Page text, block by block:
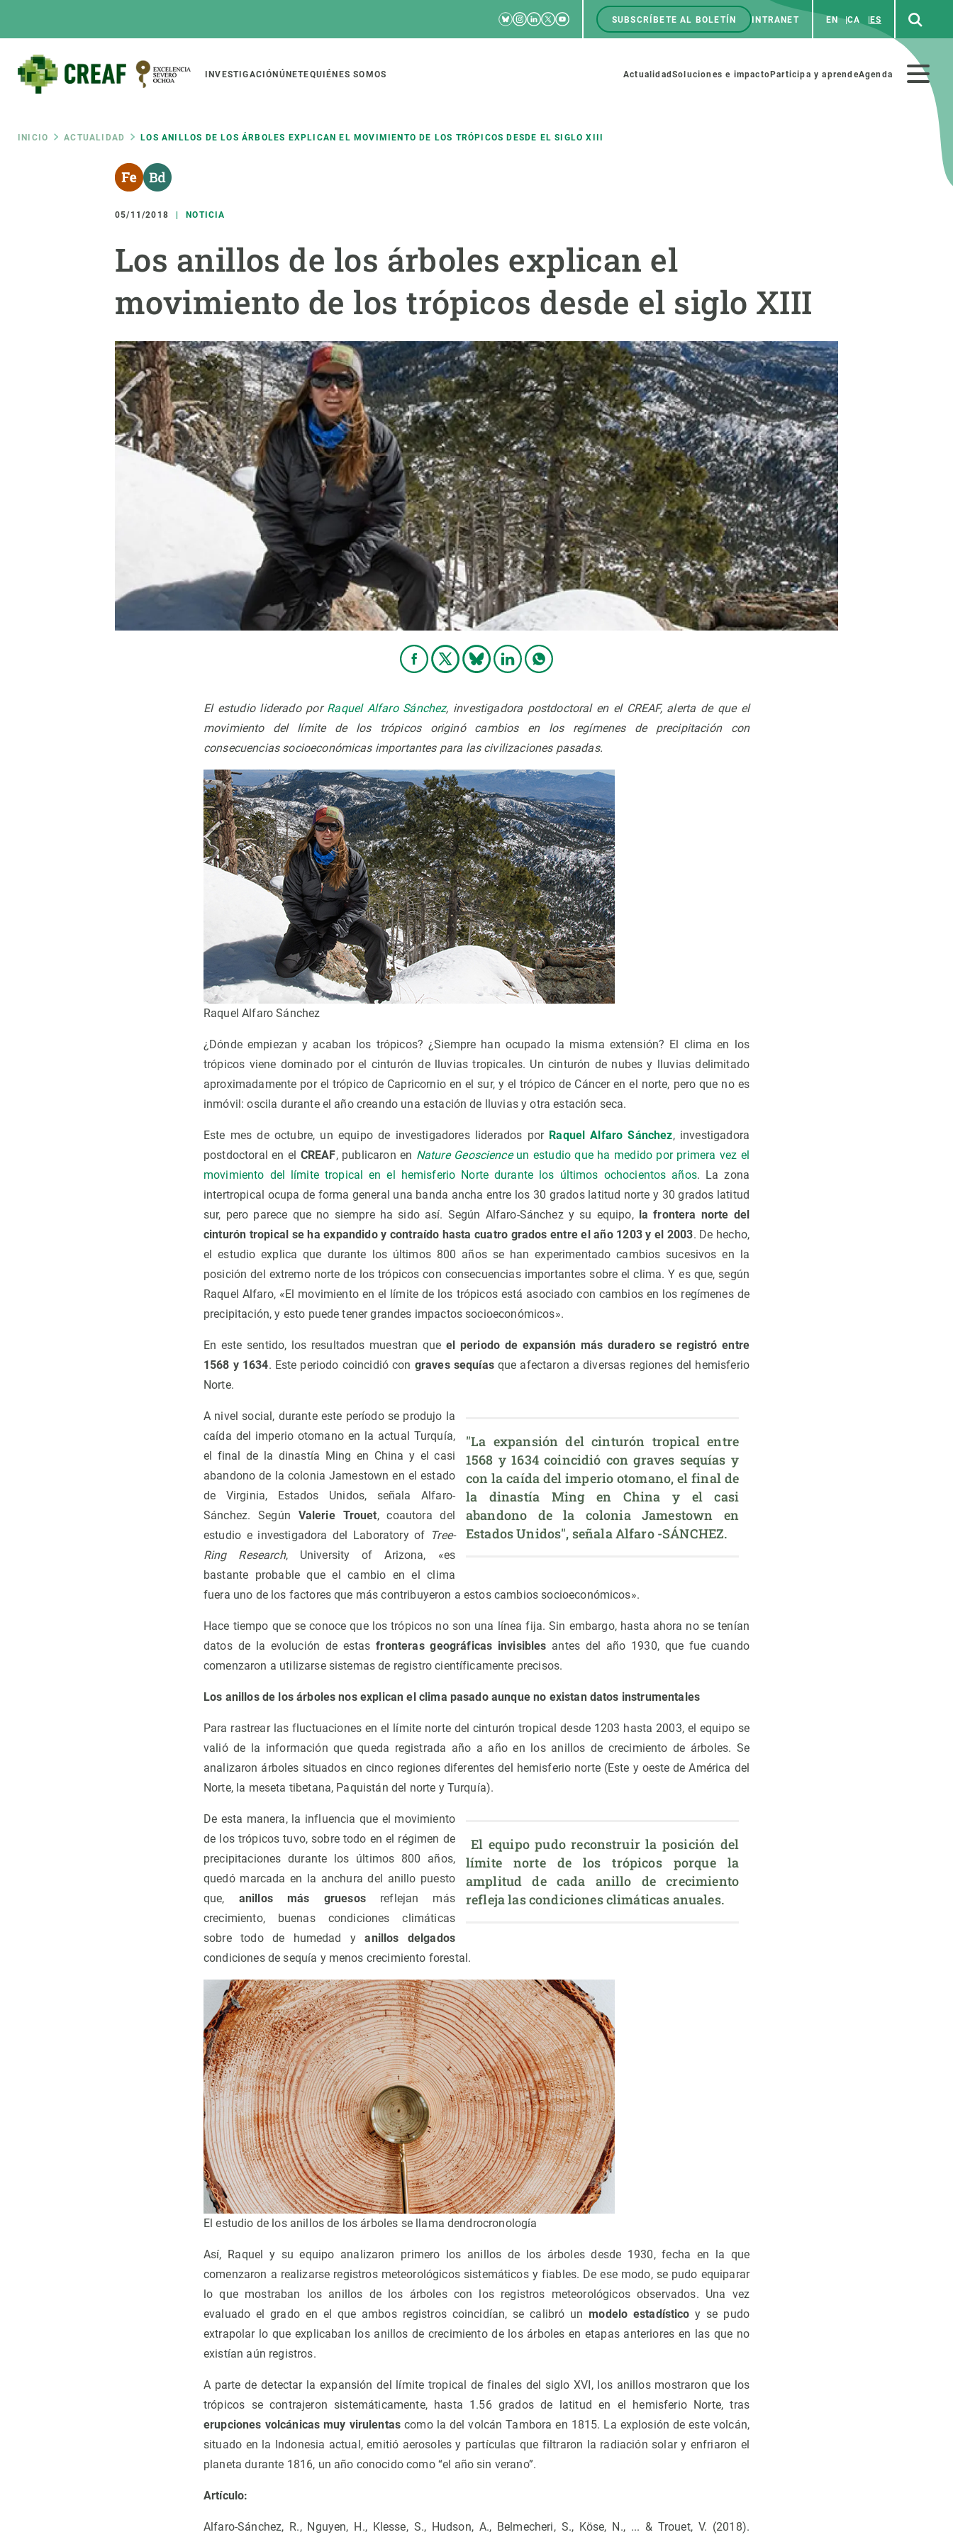
RRSS
Bluesky
Instagram
Linkedin
TwitterYoutube
Menú
top
SUBSCRÍBETE AL BOLETÍN INTRANET EN CA ES
Main
navigation
INVESTIGACIÓN ÚNETEQUIÉNES SOMOS
Menú
Actualidad Soluciones e impacto Participa y aprendeAgenda
Ruta
INICIO ACTUALIDAD LOS ANILLOS DE LOS ÁRBOLES EXPLICAN EL MOVIMIENTO DE LOS TRÓPICOS DESDE EL SIGLO XIII
05/11/2018 NOTICIA
Los anillos de los árboles explican el
movimiento de los trópicos desde el siglo XIII
El estudio liderado por Raquel Alfaro Sánchez, investigadora postdoctoral en el CREAF, alerta de que el
movimiento del límite de los trópicos originó cambios en los regímenes de precipitación con
consecuencias socioeconómicas importantes para las civilizaciones pasadas.
Raquel Alfaro Sánchez
¿Dónde empiezan y acaban los trópicos? ¿Siempre han ocupado la misma extensión? El clima en los
trópicos viene dominado por el cinturón de lluvias tropicales. Un cinturón de nubes y lluvias delimitado
aproximadamente por el trópico de Capricornio en el sur, y el trópico de Cáncer en el norte, pero que no es
inmóvil: oscila durante el año creando una estación de lluvias y otra estación seca.
Este mes de octubre, un equipo de investigadores liderados por Raquel Alfaro Sánchez, investigadora
postdoctoral en el CREAF, publicaron en Nature Geoscienceun estudio que ha medido por primera vez el
movimiento del límite tropical en el hemisferio Norte durante los últimos ochocientos años. La zona
intertropical ocupa de forma general una banda ancha entre los 30 grados latitud norte y 30 grados latitud
sur, pero parece que no siempre ha sido así. Según Alfaro-Sánchez y su equipo, la frontera norte del
cinturón tropical se ha expandido y contraído hasta cuatro grados entre el año 1203 y el 2003. De hecho,
el estudio explica que durante los últimos 800 años se han experimentado cambios sucesivos en la
posición del extremo norte de los trópicos con consecuencias importantes sobre el clima. Y es que, según
Raquel Alfaro, «El movimiento en el límite de los trópicos está asociado con cambios en los regímenes de
precipitación, y esto puede tener grandes impactos socioeconómicos».
En este sentido, los resultados muestran queel periodo de expansión más duradero se registró entre
1568 y 1634. Este periodo coincidió con graves sequíasque afectaron a diversas regiones del hemisferio
Norte.
"La expansión del cinturón tropical entre
1568 y 1634 coincidió con graves sequías y
con la caída del imperio otomano, el final de
la dinastía Ming en China y el casi
abandono de la colonia Jamestown en
Estados Unidos", señala Alfaro -SÁNCHEZ.
A nivel social, durante este período se produjo la
caída del imperio otomano en la actual Turquía,
el final de la dinastía Ming en China y el casi
abandono de la colonia Jamestown en el estado
de Virginia, Estados Unidos, señala Alfaro-
Sánchez. Según Valerie Trouet, coautora del
estudio e investigadora del Laboratory of Tree-
Ring Research, University of Arizona, «es
bastante probable que el cambio en el clima
fuera uno de los factores que más contribuyeron a estos cambios socioeconómicos».
Hace tiempo que se conoce que los trópicos no son una línea fija. Sin embargo, hasta ahora no se tenían
datos de la evolución de estasfronteras geográficas invisibles antes del año 1930, que fue cuando
comenzaron a utilizarse sistemas de registro científicamente precisos.
Los anillos de los árboles nos explican el clima pasado aunque no existan datos instrumentales
Para rastrear las fluctuaciones en el límite norte del cinturón tropical desde 1203 hasta 2003, el equipo se
valió de la información que queda registrada año a año en los anillos de crecimiento de árboles. Se
analizaron árboles situados en cinco regiones diferentes del hemisferio norte (Este y oeste de América del
Norte, la meseta tibetana, Paquistán del norte y Turquía).
El equipo pudo reconstruir la posición del
límite norte de los trópicos porque la
amplitud de cada anillo de crecimiento
refleja las condiciones climáticas anuales.
De esta manera, la influencia que el movimiento
de los trópicos tuvo, sobre todo en el régimen de
precipitaciones durante los últimos 800 años,
quedó marcada en la anchura del anillo puesto
que, anillos más gruesosreflejan más
crecimiento, buenas condiciones climáticas
sobre todo de humedad yanillos delgados
condiciones de sequía y menos crecimiento forestal.
El estudio de los anillos de los árboles se llama dendrocronología
Así, Raquel y su equipo analizaron primero los anillos de los árboles desde 1930, fecha en la que
comenzaron a realizarse registros meteorológicos sistemáticos y fiables. De ese modo, se pudo equiparar
lo que mostraban los anillos de los árboles con los registros meteorológicos observados. Una vez
evaluado el grado en el que ambos registros coincidían, se calibró unmodelo estadístico y se pudo
extrapolar lo que explicaban los anillos de crecimiento de los árboles en etapas anteriores en las que no
existían aún registros.
A parte de detectar la expansión del límite tropical de finales del siglo XVI, los anillos mostraron que los
trópicos se contrajeron sistemáticamente, hasta 1.56 grados de latitud en el hemisferio Norte, tras
erupciones volcánicas muy virulentas como la del volcán Tambora en 1815. La explosión de este volcán,
situado en la Indonesia actual, emitió aerosoles y partículas que filtraron la radiación solar y enfriaron el
planeta durante 1816, un año conocido como “el año sin verano”.
Artículo:
Alfaro-Sánchez, R., Nguyen, H., Klesse, S., Hudson, A., Belmecheri, S., Köse, N., ... & Trouet, V. (2018).
Featured
responsive
Responsive
menu
SOBRE NOSOTROS
Organización institucional
Equidad, Diversidad e Inclusión (EDI)
Oficina de prensa
Ciencia abierta y gestión del conocimiento
Documentación
Biodiversidad
Funcionamento de ecosistemas
Temas transversales
Publicaciones
Synthesis Actions
Soluciones
Política y gestión
Estrategia de Recursos Humanos
Pide tu MSCA-PF
Programa de másteres y doctorado
Visitante o sabático
Un lugar donde crecer
Desarrollo de carrera
Seminarios y actividades internas
Te ofrecemos formación
Cambio global